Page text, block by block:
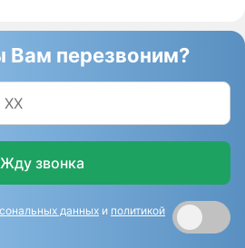
Вам перезвоним?
Жду звонка
данных и политикой